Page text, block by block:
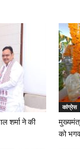
शर्मा ने की
कांग्रेस
को